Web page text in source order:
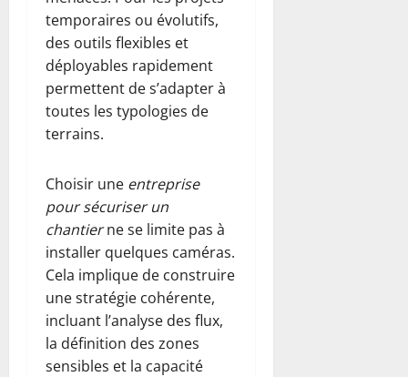
temporaires ou évolutifs,
des outils flexibles et
déployables rapidement
permettent de s’adapter à
toutes les typologies de
terrains.
Choisir une entreprise
pour sécuriser un
chantierne se limite pas à
installer quelques caméras.
Cela implique de construire
une stratégie cohérente,
incluant l’analyse des flux,
la définition des zones
sensibles et la capacité